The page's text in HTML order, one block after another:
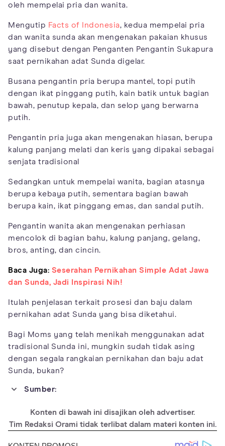
oleh mempelai pria dan wanita.
Mengutip Facts of Indonesia, kedua mempelai pria
dan wanita sunda akan mengenakan pakaian khusus
yang disebut dengan Penganten Pengantin Sukapura
saat pernikahan adat Sunda digelar.
Busana pengantin pria berupa mantel, topi putih
dengan ikat pinggang putih, kain batik untuk bagian
bawah, penutup kepala, dan selop yang berwarna
putih.
Pengantin pria juga akan mengenakan hiasan, berupa
kalung panjang melati dan keris yang dipakai sebagai
senjata tradisional
Sedangkan untuk mempelai wanita, bagian atasnya
berupa kebaya putih, sementara bagian bawah
berupa kain, ikat pinggang emas, dan sandal putih.
Pengantin wanita akan mengenakan perhiasan
mencolok di bagian bahu, kalung panjang, gelang,
bros, anting, dan cincin.
Baca Juga: Seserahan Pernikahan Simple Adat Jawa
dan Sunda, Jadi Inspirasi Nih!
Itulah penjelasan terkait prosesi dan baju dalam
pernikahan adat Sunda yang bisa diketahui.
Bagi Moms yang telah menikah menggunakan adat
tradisional Sunda ini, mungkin sudah tidak asing
dengan segala rangkaian pernikahan dan baju adat
Sunda, bukan?
Sumber:
wedding-ceremony/
https://factsofindonesia.com/culture-of-sundanese
sunda
Konten di bawah ini disajikan oleh advertiser.
Tim Redaksi Orami tidak terlibat dalam materi konten ini.